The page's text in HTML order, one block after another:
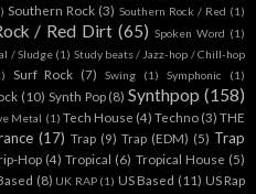
Southern Rock (3) Southern Rock / Red (1)
/ Red Dirt (65) Spoken Word (1)
/ Sludge (1) Study beats / Jazz-hop / Chill-hop
Surf Rock (7) Swing (1) Symphonic (1)
(10) Synth Pop (8) Synthpop (158)
Metal (1) Tech House (4) Techno (3) THE
(17) Trap (9) Trap (EDM) (5) Trap
Hop (4) Tropical (6) Tropical House (5)
(8) UK RAP (1) US Based (11) US Rap